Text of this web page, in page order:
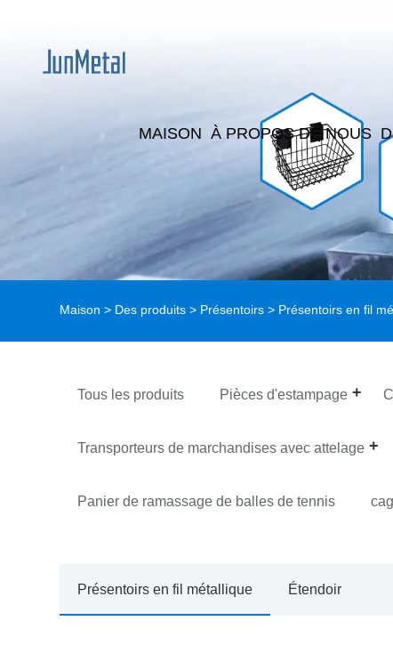
MAISON À PROPOS DE NOUS
Maison > Des produits > Présentoirs > Présentoirs en fil
Tous les produits Pièces d'estampage
Transporteurs de marchandises avec attelage
Panier de ramassage de balles de tennis
Présentoirs en fil métallique Étendoir